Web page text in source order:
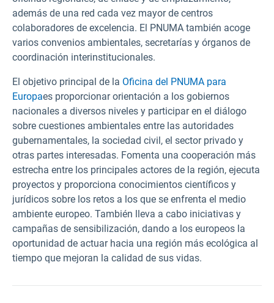
además de una red cada vez mayor de centros
colaboradores de excelencia. El PNUMA también acoge
varios convenios ambientales, secretarías y órganos de
coordinación interinstitucionales.
El objetivo principal de la Oficina del PNUMA para
Europaes proporcionar orientación a los gobiernos
nacionales a diversos niveles y participar en el diálogo
sobre cuestiones ambientales entre las autoridades
gubernamentales, la sociedad civil, el sector privado y
otras partes interesadas. Fomenta una cooperación más
estrecha entre los principales actores de la región, ejecuta
proyectos y proporciona conocimientos científicos y
jurídicos sobre los retos a los que se enfrenta el medio
ambiente europeo. También lleva a cabo iniciativas y
campañas de sensibilización, dando a los europeos la
oportunidad de actuar hacia una región más ecológica al
tiempo que mejoran la calidad de sus vidas.